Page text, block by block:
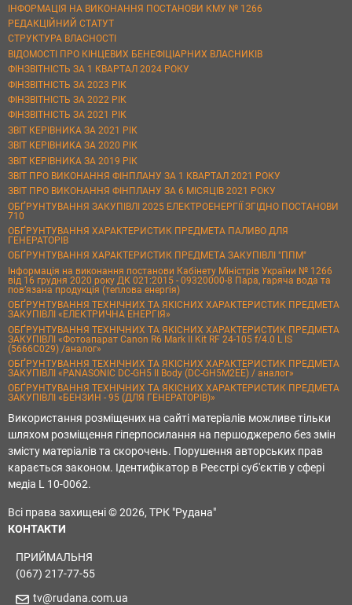
ІНФОРМАЦІЯ НА ВИКОНАННЯ ПОСТАНОВИ КМУ № 1266
РЕДАКЦІЙНИЙ СТАТУТ
СТРУКТУРА ВЛАСНОСТІ
ВІДОМОСТІ ПРО КІНЦЕВИХ БЕНЕФІЦІАРНИХ ВЛАСНИКІВ
ФІНЗВІТНІСТЬ ЗА 1 КВАРТАЛ 2024 РОКУ
ФІНЗВІТНІСТЬ ЗА 2023 РІК
ФІНЗВІТНІСТЬ ЗА 2022 РІК
ФІНЗВІТНІСТЬ ЗА 2021 РІК
ЗВІТ КЕРІВНИКА ЗА 2021 РІК
ЗВІТ КЕРІВНИКА ЗА 2020 РІК
ЗВІТ КЕРІВНИКА ЗА 2019 РІК
ЗВІТ ПРО ВИКОНАННЯ ФІНПЛАНУ ЗА 1 КВАРТАЛ 2021 РОКУ
ЗВІТ ПРО ВИКОНАННЯ ФІНПЛАНУ ЗА 6 МІСЯЦІВ 2021 РОКУ
ОБҐРУНТУВАННЯ ЗАКУПІВЛІ 2025 ЕЛЕКТРОЕНЕРГІЇ ЗГІДНО ПОСТАНОВИ
710
ОБҐРУНТУВАННЯ ХАРАКТЕРИСТИК ПРЕДМЕТА ПАЛИВО ДЛЯ
ГЕНЕРАТОРІВ
ОБҐРУНТУВАННЯ ХАРАКТЕРИСТИК ПРЕДМЕТА ЗАКУПІВЛІ "ППМ"
Інформація на виконання постанови Кабінету Міністрів України № 1266
від 16 грудня 2020 року ДК 021:2015 - 09320000-8 Пара, гаряча вода та
пов’язана продукція (теплова енергія)
ОБҐРУНТУВАННЯ ТЕХНІЧНИХ ТА ЯКІСНИХ ХАРАКТЕРИСТИК ПРЕДМЕТА
ЗАКУПІВЛІ «ЕЛЕКТРИЧНА ЕНЕРГІЯ»
ОБҐРУНТУВАННЯ ТЕХНІЧНИХ ТА ЯКІСНИХ ХАРАКТЕРИСТИК ПРЕДМЕТА
ЗАКУПІВЛІ «Фотоапарат Canon R6 Mark II Kit RF 24-105 f/4.0 L IS
(5666C029) /аналог»
ОБҐРУНТУВАННЯ ТЕХНІЧНИХ ТА ЯКІСНИХ ХАРАКТЕРИСТИК ПРЕДМЕТА
ЗАКУПІВЛІ «PANASONIC DC-GH5 II Body (DC-GH5M2EE) / аналог»
ОБҐРУНТУВАННЯ ТЕХНІЧНИХ ТА ЯКІСНИХ ХАРАКТЕРИСТИК ПРЕДМЕТА
ЗАКУПІВЛІ «БЕНЗИН - 95 (ДЛЯ ГЕНЕРАТОРІВ)»
Використання розміщених на сайті матеріалів можливе тільки
шляхом розміщення гіперпосилання на першоджерело без змін
змісту матеріалів та скорочень. Порушення авторських прав
карається законом. Ідентифікатор в Реєстрі суб'єктів у сфері
медіа L 10-0062.
Всі права захищені © 2026, ТРК "Рудана"
КОНТАКТИ
ПРИЙМАЛЬНЯ
(067) 217-77-55
tv@rudana.com.ua